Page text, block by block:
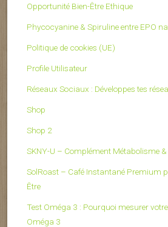
Opportunité Bien-Être Ethique
Phycocyanine & Spiruline entre EPO
Politique de cookies (UE)
Profile Utilisateur
Réseaux Sociaux : Développes tes
Shop
Shop 2
SKNY-U – Complément Métabolisme
SolRoast – Café Instantané Premium
Être
Test Oméga 3 : Pourquoi mesurer
Oméga 3